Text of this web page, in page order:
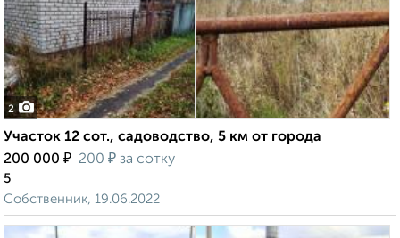
2
Участок 12 сот., садоводство, 5 км от города
200 000 ₽ 200 ₽ за сотку
5
Собственник, 19.06.2022